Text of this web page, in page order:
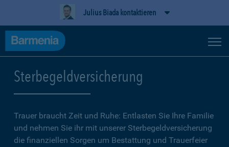
Julius Biada kontaktieren
Sterbegeldversicherung
Trauer braucht Zeit und Ruhe: Entlasten Sie Ihre Familie
und nehmen Sie ihr mit unserer Sterbegeldversicherung
die finanziellen Sorgen um Bestattung und Trauerfeier